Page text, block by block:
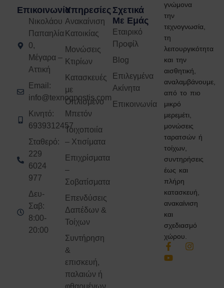
γνώμονα
την
τεχνογνωσία,
τη
λειτουργικότητα
και την
αισθητική,
αναλαμβάνουμε,
από το πιο
μικρό
μερεμέτι,
μονώσεις
ταρατσών ή
τοίχων,
συντηρήσεις
έως και
πλήρη
κατασκευή,
ανακαίνιση
και
σχεδιασμό
χώρου.
Σχετικά
Με Εμάς
Εταιρικό
Προφίλ
Blog
Επιλεγμένα
Ακίνητα
Επικοινωνία
Υπηρεσίες
Ανακαίνιση
Κατοικίας
Μονώσεις
Κτιρίων
Κατασκευές
με
Οπλισμένο
Μπετόν
Τοιχοποιία
– Χτισίματα
Επιχρίσματα
–
Σοβατίσματα
Επενδύσεις
Δαπέδων &
Τοίχων
Συντήρηση
&
επισκευή,
παλαιών ή
φθαρμένων
Επικοινωνία
Νικολάου
Παπαηλία
0,
Μέγαρα –
Αττική
Email:
info@texnognostis.com
Κινητό:
6939312457
Σταθερό:
229
6024
977
Δευ-
Σαβ:
8:00-
20:00